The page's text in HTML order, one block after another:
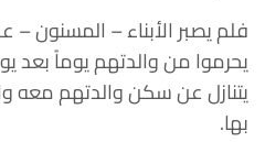
‏فلم يصبر الأبناء – المسنون –
يحرموا من والدتهم يوماً بعد
يتنازل عن سكن والدتهم معه
بها.